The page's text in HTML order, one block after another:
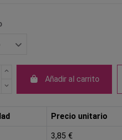
Añadir al carrito
Precio unitario
3,85 €